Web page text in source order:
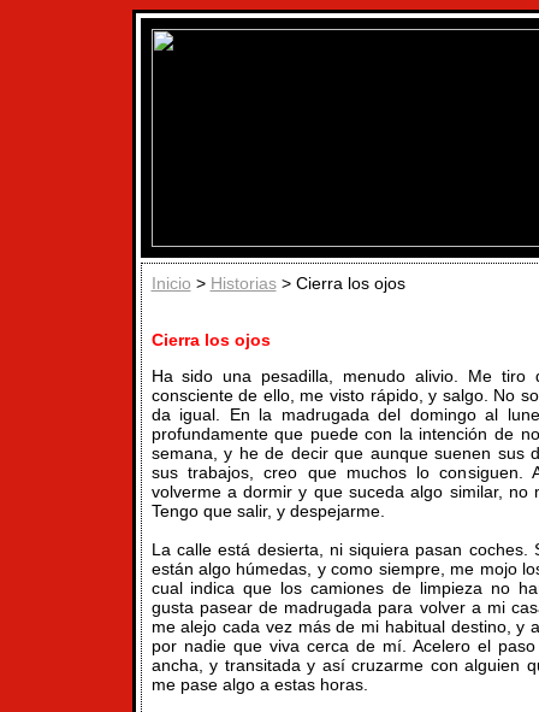
Inicio > Historias> Cierra los ojos
Cierra los ojos
Ha sido una pesadilla, menudo alivio. Me
consciente de ello, me visto rápido, y salgo. No
da igual. En la madrugada del domingo al
profundamente que puede con la intención de
semana, y he de decir que aunque suenen sus
sus trabajos, creo que muchos lo consiguen.
volverme a dormir y que suceda algo similar, no
Tengo que salir, y despejarme.
La calle está desierta, ni siquiera pasan coches.
están algo húmedas, y como siempre, me mojo
cual indica que los camiones de limpieza no
gusta pasear de madrugada para volver a mi
me alejo cada vez más de mi habitual destino, y
por nadie que viva cerca de mí. Acelero el
ancha, y transitada y así cruzarme con alguien
me pase algo a estas horas.